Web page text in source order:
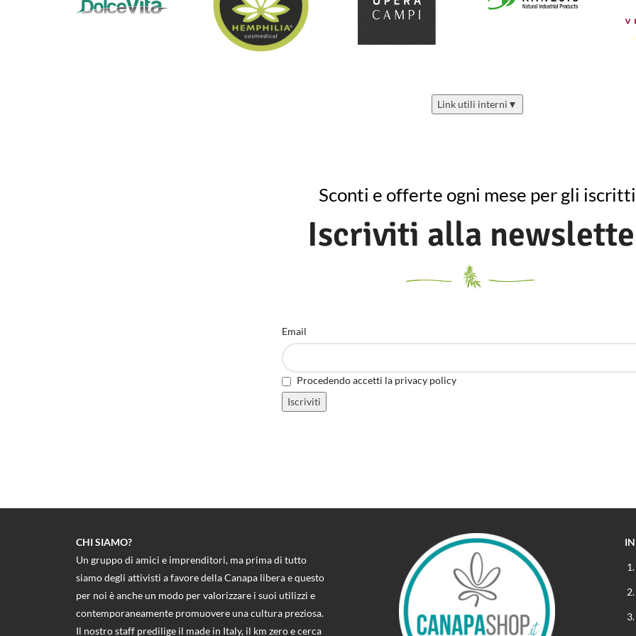
Link utili interni ▼
Sconti e offerte ogni mese per gli iscritti
Iscriviti alla
Email
Procedendo accetti la privacy policy
CHI SIAMO?
Un gruppo di amici e imprenditori, ma prima di tutto
siamo degli attivisti a favore della Canapa libera e questo
per noi è anche un modo per valorizzare i suoi utilizzi e
contemporaneamente promuovere una cultura preziosa.
Il nostro staff predilige il made in Italy, il km zero e cerca